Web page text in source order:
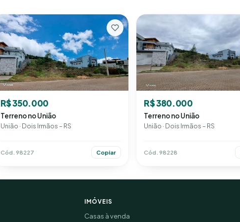
R$ 350.000
Terreno no União
União · Dois Irmãos – RS
Cód. 98227 Copiar
R$ 380.000
Terreno no União
União · Dois Irmãos – RS
Cód. 98228
IMÓVEIS
Casas à venda